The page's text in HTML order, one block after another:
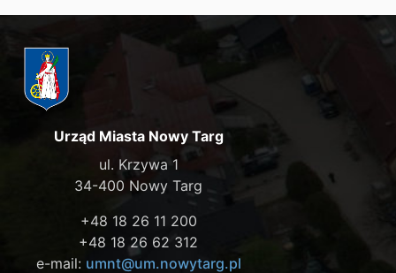
Urząd Miasta Nowy Targ
ul. Krzywa 1
34-400 Nowy Targ
+48 18 26 11 200
+48 18 26 62 312
e-mail: umnt@um.nowytarg.pl